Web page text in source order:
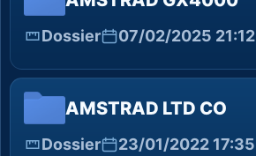
Dossier 07/02/2025 21:12
AMSTRAD LTD CO
Dossier 23/01/2022 17:35